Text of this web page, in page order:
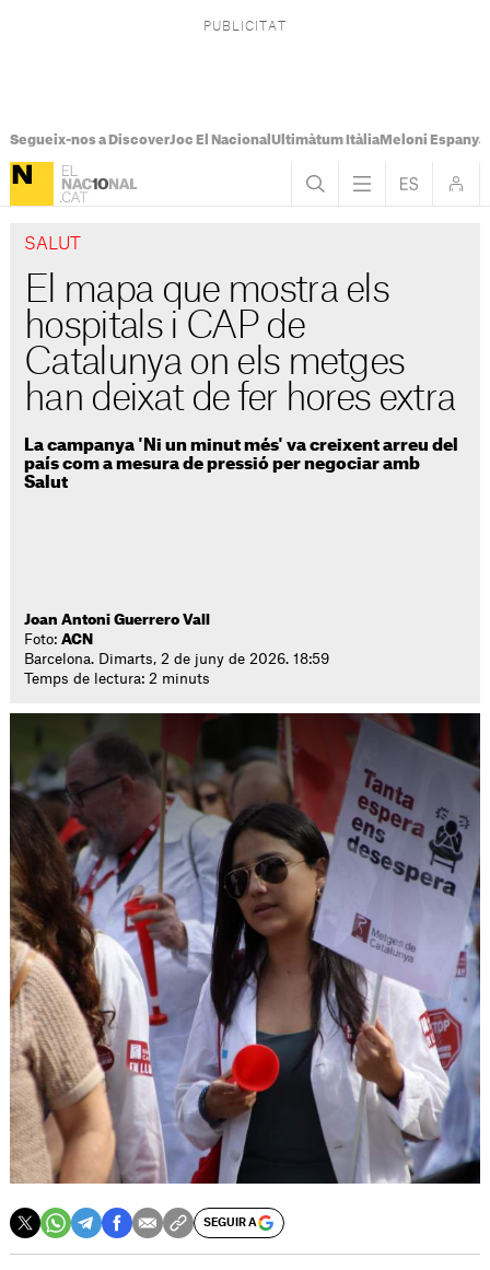
Segueix-nos a DiscoverJoc El Nacional Ultimàtum ItàliaMeloni Espanya
SALUT
El mapa que mostra els
hospitals i CAP de
Catalunya on els metges
han deixat de fer hores extra
La campanya 'Ni un minut més' va creixent arreu del
país com a mesura de pressió per negociar amb
Salut
Joan Antoni Guerrero Vall
Foto:ACN
Barcelona. Dimarts, 2 de juny de 2026. 18:59
Temps de lectura: 2 minuts
SEGUIR A